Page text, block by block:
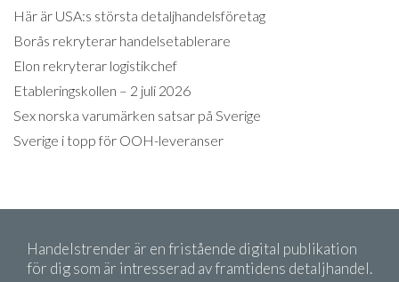
Här är USA:s största detaljhandelsföretag
Borås rekryterar handelsetablerare
Elon rekryterar logistikchef
Etableringskollen – 2 juli 2026
Sex norska varumärken satsar på Sverige
Sverige i topp för OOH-leveranser
Handelstrender är en fristående digital publikation
för dig som är intresserad av framtidens detaljhandel.